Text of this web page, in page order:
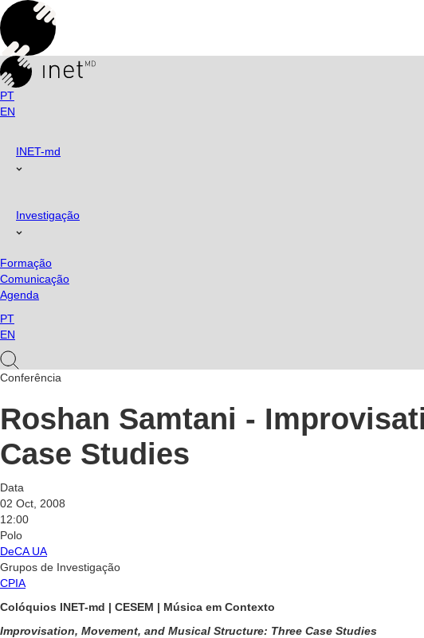
Skip
to
content
PT
EN
INET-md
Investigação
Formação
Comunicação
Agenda
PT
EN
Conferência
Roshan Samtani -
Case Studies
Data
02 Oct, 2008
12:00
Polo
DeCA UA
Grupos de Investigação
CPIA
Colóquios INET-md | CESEM | Música em Contexto
Improvisation, Movement, and Musical Structure: Three Case Studies